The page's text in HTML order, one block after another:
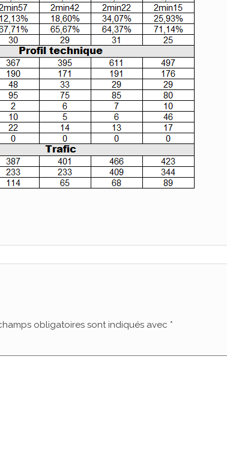
obligatoires sont indiqués avec *